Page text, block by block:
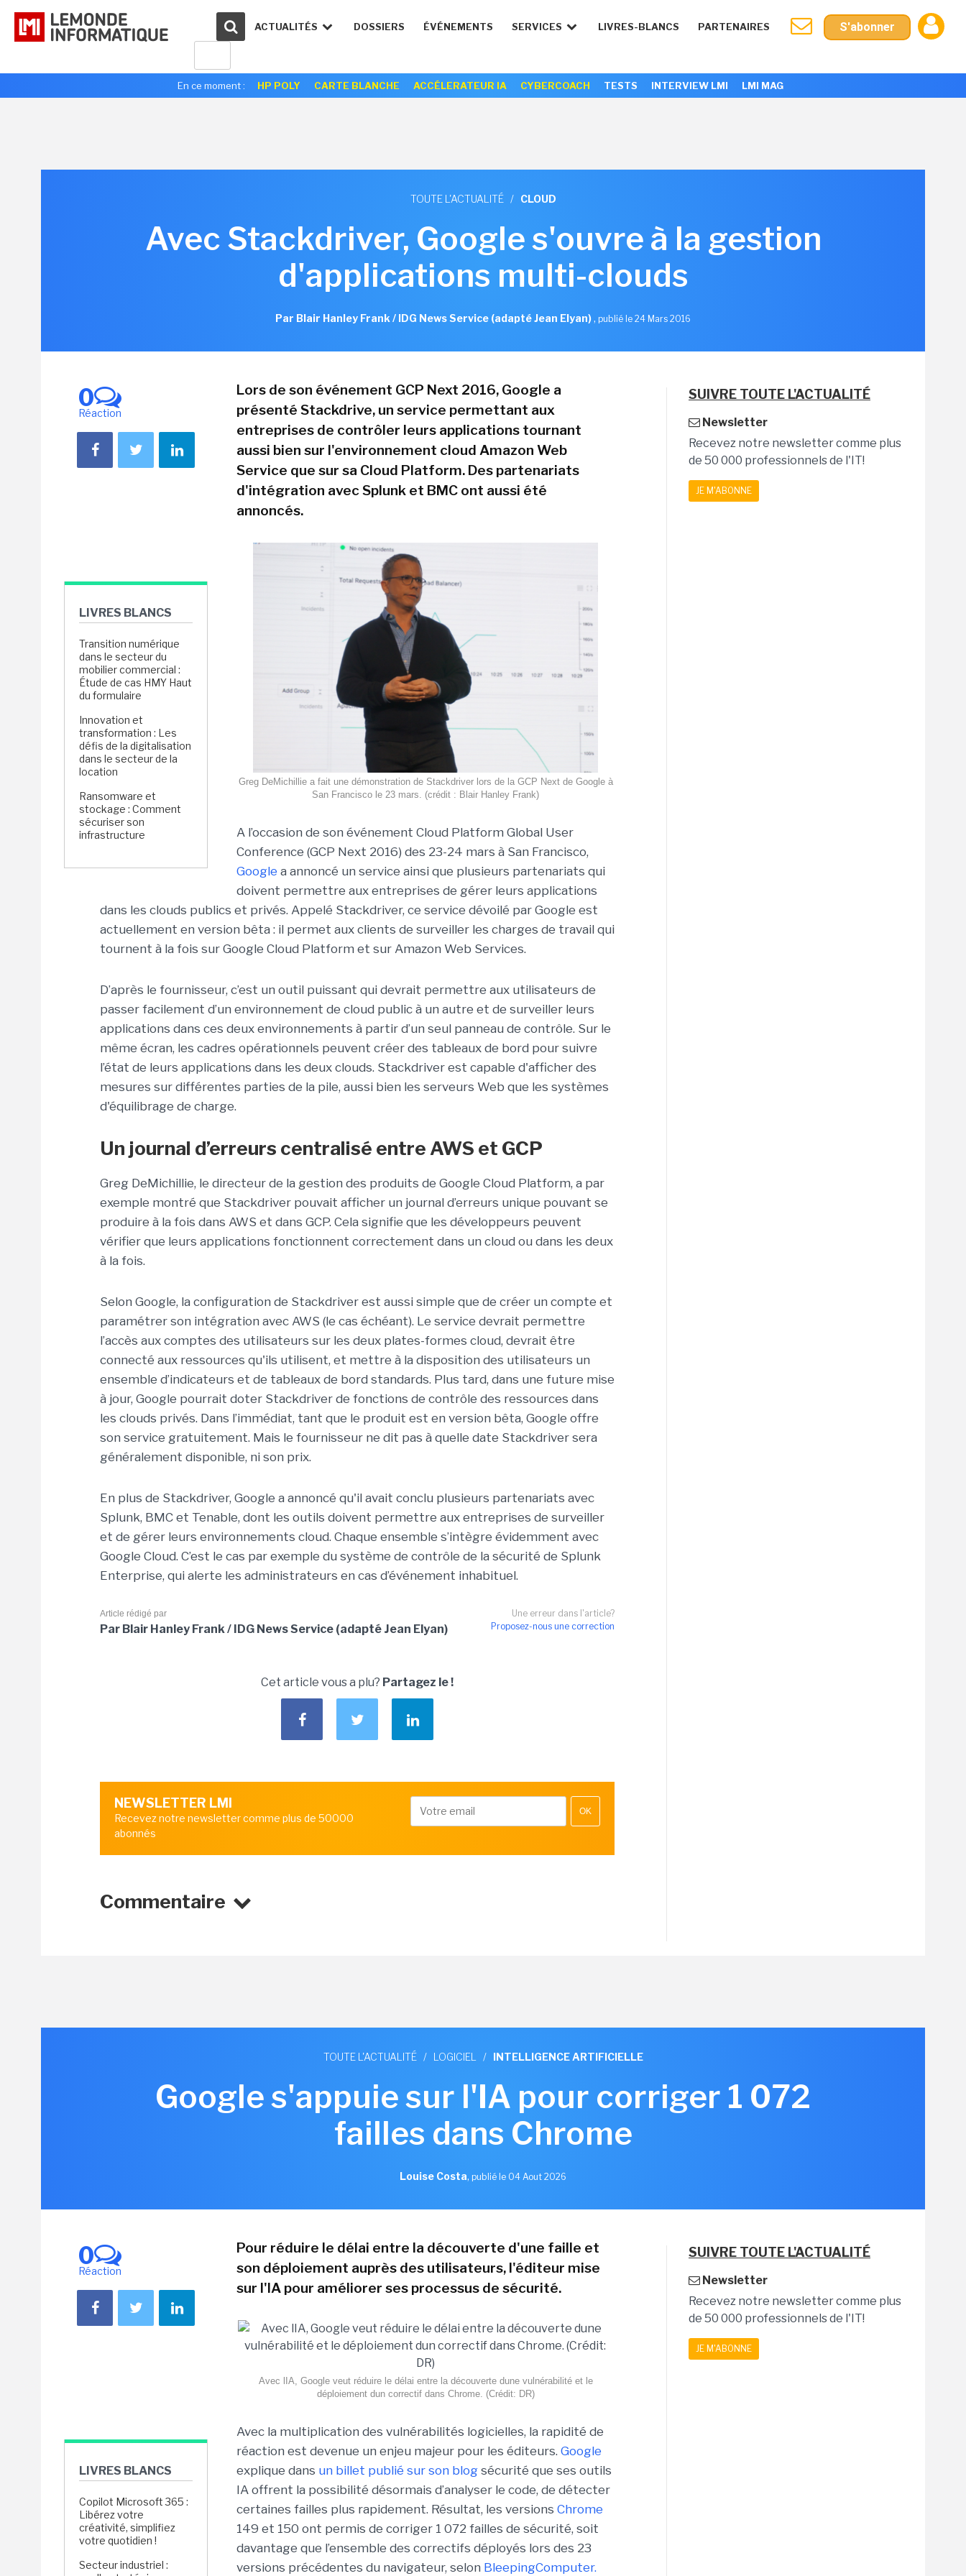
ACTUALITÉS DOSSIERS ÉVÉNEMENTS SERVICES LIVRES-BLANCS PARTENAIRES S'abonner
En ce moment : HP POLY CARTE BLANCHE ACCÉLERATEUR IA CYBERCOACH TESTS INTERVIEW LMI LMI MAG
TOUTE L'ACTUALITÉ / CLOUD
Avec Stackdriver, Google s'ouvre à la gestion
d'applications multi-clouds
Par Blair Hanley Frank / IDG News Service (adapté Jean Elyan), publié le 24 Mars 2016
0
Réaction
LIVRES BLANCS
Transition numérique
dans le secteur du
mobilier commercial :
Étude de cas HMY Haut
du formulaire
Innovation et
transformation : Les
défis de la digitalisation
dans le secteur de la
location
Ransomware et
stockage : Comment
sécuriser son
infrastructure
Lors de son événement GCP Next 2016, Google a
présenté Stackdrive, un service permettant aux
entreprises de contrôler leurs applications tournant
aussi bien sur l'environnement cloud Amazon Web
Service que sur sa Cloud Platform. Des partenariats
d'intégration avec Splunk et BMC ont aussi été
annoncés.
Greg DeMichillie a fait une démonstration de Stackdriver lors de la GCP Next de Google à
San Francisco le 23 mars. (crédit : Blair Hanley Frank)
A l’occasion de son événement Cloud Platform Global User
Conference (GCP Next 2016) des 23-24 mars à San Francisco,
Google a annoncé un service ainsi que plusieurs partenariats qui
doivent permettre aux entreprises de gérer leurs applications
dans les clouds publics et privés. Appelé Stackdriver, ce service dévoilé par Google est
actuellement en version bêta : il permet aux clients de surveiller les charges de travail qui
tournent à la fois sur Google Cloud Platform et sur Amazon Web Services.
D’après le fournisseur, c’est un outil puissant qui devrait permettre aux utilisateurs de
passer facilement d’un environnement de cloud public à un autre et de surveiller leurs
applications dans ces deux environnements à partir d’un seul panneau de contrôle. Sur le
même écran, les cadres opérationnels peuvent créer des tableaux de bord pour suivre
l’état de leurs applications dans les deux clouds. Stackdriver est capable d'afficher des
mesures sur différentes parties de la pile, aussi bien les serveurs Web que les systèmes
d'équilibrage de charge.
Un journal d’erreurs centralisé entre AWS et GCP
Greg DeMichillie, le directeur de la gestion des produits de Google Cloud Platform, a par
exemple montré que Stackdriver pouvait afficher un journal d’erreurs unique pouvant se
produire à la fois dans AWS et dans GCP. Cela signifie que les développeurs peuvent
vérifier que leurs applications fonctionnent correctement dans un cloud ou dans les deux
à la fois.
Selon Google, la configuration de Stackdriver est aussi simple que de créer un compte et
paramétrer son intégration avec AWS (le cas échéant). Le service devrait permettre
l’accès aux comptes des utilisateurs sur les deux plates-formes cloud, devrait être
connecté aux ressources qu'ils utilisent, et mettre à la disposition des utilisateurs un
ensemble d’indicateurs et de tableaux de bord standards. Plus tard, dans une future mise
à jour, Google pourrait doter Stackdriver de fonctions de contrôle des ressources dans
les clouds privés. Dans l’immédiat, tant que le produit est en version bêta, Google offre
son service gratuitement. Mais le fournisseur ne dit pas à quelle date Stackdriver sera
généralement disponible, ni son prix.
En plus de Stackdriver, Google a annoncé qu'il avait conclu plusieurs partenariats avec
Splunk, BMC et Tenable, dont les outils doivent permettre aux entreprises de surveiller
et de gérer leurs environnements cloud. Chaque ensemble s’intègre évidemment avec
Google Cloud. C’est le cas par exemple du système de contrôle de la sécurité de Splunk
Enterprise, qui alerte les administrateurs en cas d’événement inhabituel.
Une erreur dans l'article?
Proposez-nous une correction
Article rédigé par
Par Blair Hanley Frank / IDG News Service (adapté Jean Elyan)
Cet article vous a plu? Partagez le !
NEWSLETTER LMI
Recevez notre newsletter comme plus de 50000
abonnés
OK
Commentaire
SUIVRE TOUTE L'ACTUALITÉ
Newsletter
Recevez notre newsletter comme plus
de 50 000 professionnels de l'IT!
JE M'ABONNE
TOUTE L'ACTUALITÉ / LOGICIEL / INTELLIGENCE ARTIFICIELLE
Google s'appuie sur l'IA pour corriger 1 072
failles dans Chrome
Louise Costa, publié le 04 Aout 2026
0
Réaction
LIVRES BLANCS
Copilot Microsoft 365 :
Libérez votre
créativité, simplifiez
votre quotidien !
Secteur industriel :
Pour réduire le délai entre la découverte d'une faille et
son déploiement auprès des utilisateurs, l'éditeur mise
sur l'IA pour améliorer ses processus de sécurité.
Avec lIA, Google veut réduire le délai entre la découverte dune vulnérabilité et le
déploiement dun correctif dans Chrome. (Crédit: DR)
Avec la multiplication des vulnérabilités logicielles, la rapidité de
réaction est devenue un enjeu majeur pour les éditeurs. Google
explique dans un billet publié sur son blog sécurité que ses outils
IA offrent la possibilité désormais d’analyser le code, de détecter
certaines failles plus rapidement. Résultat, les versions Chrome
149 et 150 ont permis de corriger 1 072 failles de sécurité, soit
davantage que l’ensemble des correctifs déployés lors des 23
versions précédentes du navigateur, selon BleepingComputer.
SUIVRE TOUTE L'ACTUALITÉ
Newsletter
Recevez notre newsletter comme plus
de 50 000 professionnels de l'IT!
JE M'ABONNE